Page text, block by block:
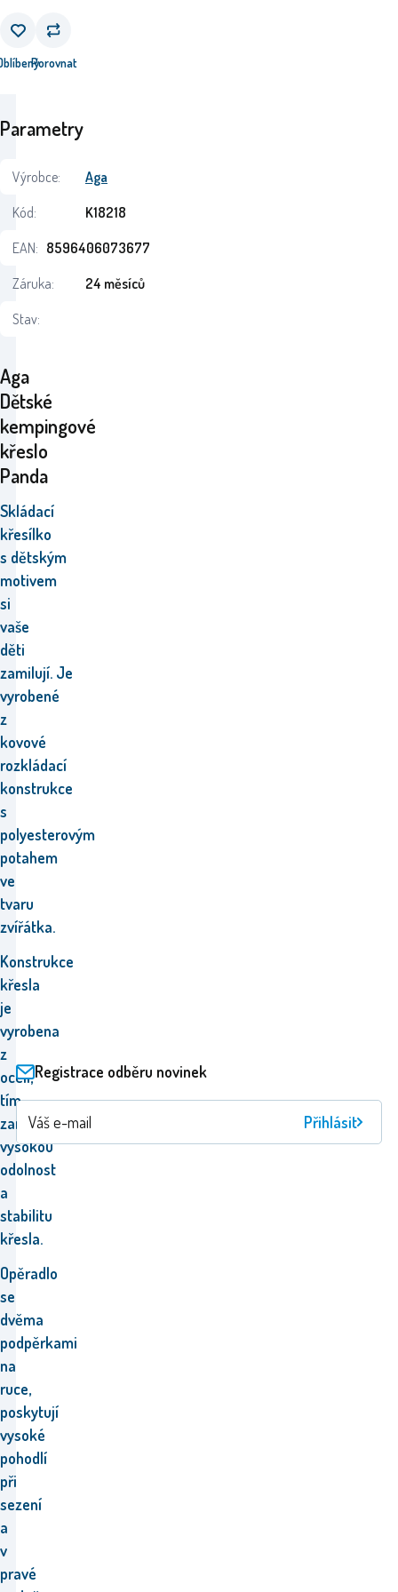
Porovnat
Aga
Dětské
kempingové
křeslo
Panda
Skládací
křesílko
s dětským
motivem
si
vaše
děti
zamilují. Je
vyrobené
z
kovové
rozkládací
konstrukce
s
polyesterovým
potahem
ve
tvaru
zvířátka.
Konstrukce
křesla
je
vyrobena
z
oceli,
tím
zaručuje
vysokou
odolnost
a
stabilitu
křesla.
Opěradlo
se
dvěma
podpěrkami
na
ruce,
poskytují
vysoké
pohodlí
při
sezení
a
v
pravé
Parametry
Výrobce:
Aga
Kód:
K18218
EAN: 8596406073677
Záruka:
24 měsíců
Stav:
Registrace odběru novinek
Přihlásit